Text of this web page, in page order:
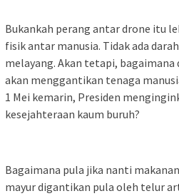
Bukankah perang antar drone itu
fisik antar manusia. Tidak ada
melayang. Akan tetapi,
akan menggantikan tenaga
1 Mei kemarin, Presiden
kesejahteraan kaum buruh?
Bagaimana pula jika nanti
mayur digantikan pula oleh telur